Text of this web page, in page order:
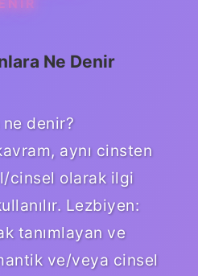
Ne Denir
ne denir?
aynı cinsten
cinsel olarak ilgi
Lezbiyen:
tanımlayan ve
ve/veya cinsel